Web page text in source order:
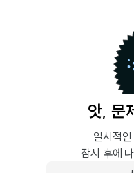
앗, 문
일시적
잠시 후에